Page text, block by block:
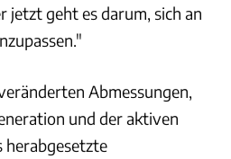
jetzt geht es darum, sich an
Abmessungen,
und der aktiven
herabgesetzte